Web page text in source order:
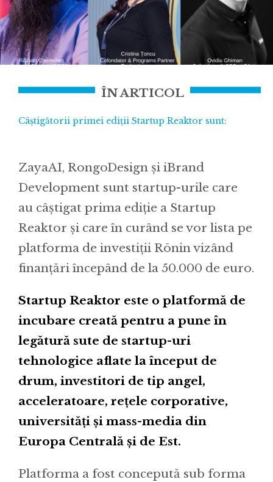
ÎN ARTICOL
Câștigătorii primei ediții Startup Reaktor sunt:
ZayaAI, RongoDesign și iBrand
Development sunt startup-urile care
au câștigat prima ediție a Startup
Reaktor și care în curând se vor lista pe
platforma de investiții Rōnin vizând
finanțări începând de la 50.000 de euro.
Startup Reaktor este o platformă de
incubare creată pentru a pune în
legătură sute de startup-uri
tehnologice aflate la început de
drum, investitori de tip angel,
acceleratoare, rețele corporative,
universități și mass-media din
Europa Centrală și de Est.
Platforma a fost concepută sub forma